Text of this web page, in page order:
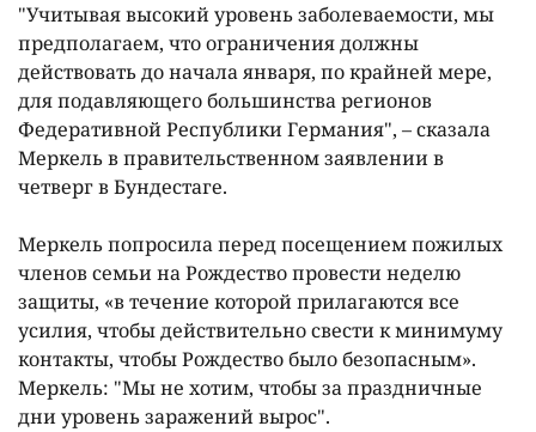
"Учитывая высокий уровень заболеваемости, мы
предполагаем, что ограничения должны
действовать до начала января, по крайней мере,
для подавляющего большинства регионов
Федеративной Республики Германия", – сказала
Меркель в правительственном заявлении в
четверг в Бундестаге.
Меркель попросила перед посещением пожилых
членов семьи на Рождество провести неделю
защиты, «в течение которой прилагаются все
усилия, чтобы действительно свести к минимуму
контакты, чтобы Рождество было безопасным».
Меркель: "Мы не хотим, чтобы за праздничные
дни уровень заражений вырос".